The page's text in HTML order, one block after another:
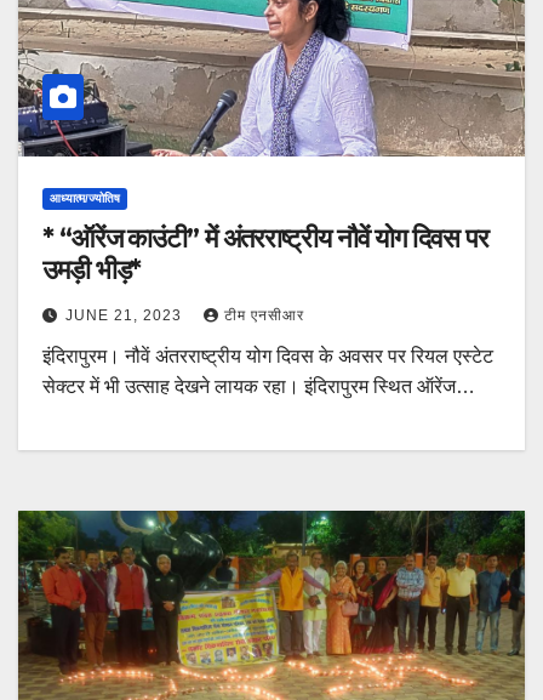
आध्यात्म/ज्योतिष
* “ऑरेंज काउंटी” में अंतरराष्ट्रीय नौवें योग दिवस पर
उमड़ी भीड़*
JUNE 21, 2023 टीम एनसीआर
इंदिरापुरम। नौवें अंतरराष्ट्रीय योग दिवस के अवसर पर रियल एस्टेट
सेक्टर में भी उत्साह देखने लायक रहा। इंदिरापुरम स्थित ऑरेंज…